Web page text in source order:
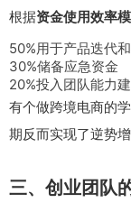
根据资金使用效率
50%用于产品迭代
30%储备应急资金
20%投入团队能力
有个做跨境电商的
期反而实现了逆势增
三、创业团队